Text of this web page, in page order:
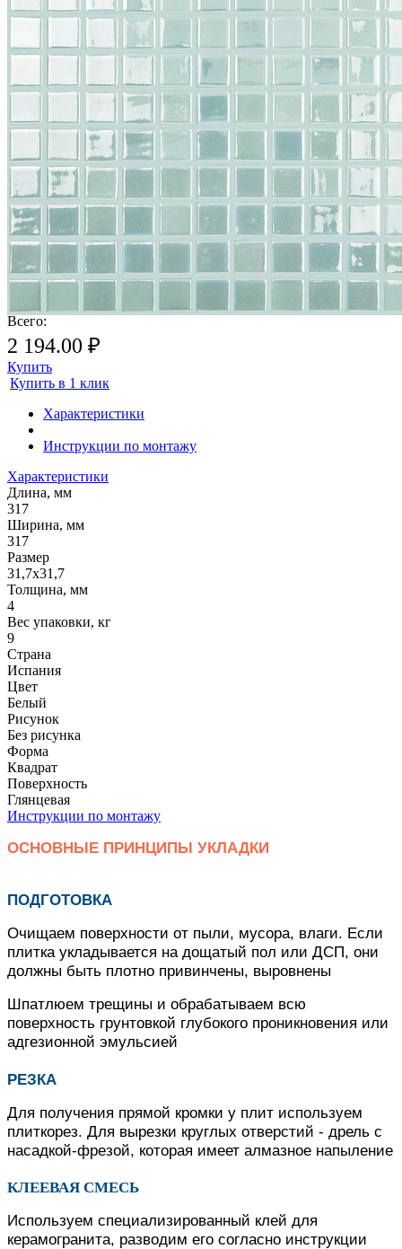
1 упаковка = 1.005 м2 = 10 шт.
Площадь поверхности, м2
Количество упаковок
Запас на подрезку, %
Почему метраж округляется в большую сторону? Плитка продается поштучно
Всего:
2 194.00 ₽
Купить
Купить в 1 клик
Характеристики
Инструкции по монтажу
Характеристики
Длина, мм
317
Ширина, мм
317
Размер
31,7х31,7
Толщина, мм
4
Вес упаковки, кг
9
Страна
Испания
Цвет
Белый
Рисунок
Без рисунка
Форма
Квадрат
Поверхность
Глянцевая
Инструкции по монтажу
ОСНОВНЫЕ ПРИНЦИПЫ УКЛАДКИ
ПОДГОТОВКА
Очищаем поверхности от пыли, мусора, влаги. Если
плитка укладывается на дощатый пол или ДСП, они
должны быть плотно привинчены, выровнены
Шпатлюем трещины и обрабатываем всю
поверхность грунтовкой глубокого проникновения или
адгезионной эмульсией
РЕЗКА
Для получения прямой кромки у плит используем
плиткорез. Для вырезки круглых отверстий - дрель с
насадкой-фрезой, которая имеет алмазное напыление
КЛЕЕВАЯ СМЕСЬ
Используем специализированный клей для
керамогранита, разводим его согласно инструкции